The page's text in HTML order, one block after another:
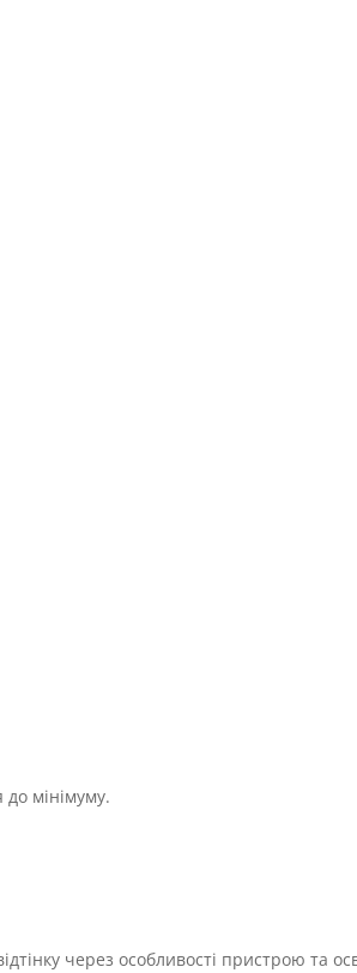
мінімуму.
через особливості пристрою та